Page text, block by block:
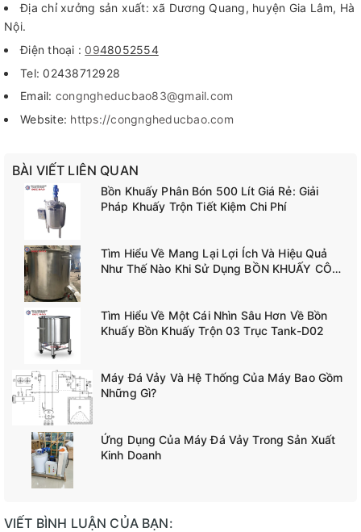
Địa chỉ xưởng sản xuất: xã Dương Quang, huyện Gia Lâm, Hà
Nội.
Điện thoại : 0948052554
Tel: 02438712928
Email: congngheducbao83@gmail.com
Website: https://congngheducbao.com
BÀI VIẾT LIÊN QUAN
Bồn Khuấy Phân Bón 500 Lít Giá Rẻ: Giải
Pháp Khuấy Trộn Tiết Kiệm Chi Phí
Tìm Hiểu Về Mang Lại Lợi Ích Và Hiệu Quả
Như Thế Nào Khi Sử Dụng BỒN KHUẤY CÔNG
Tìm Hiểu Về Một Cái Nhìn Sâu Hơn Về Bồn
Khuấy Bồn Khuấy Trộn 03 Trục Tank-D02
Máy Đá Vảy Và Hệ Thống Của Máy Bao Gồm
Những Gì?
Ứng Dụng Của Máy Đá Vảy Trong Sản Xuất
Kinh Doanh
VIẾT BÌNH LUẬN CỦA BẠN: